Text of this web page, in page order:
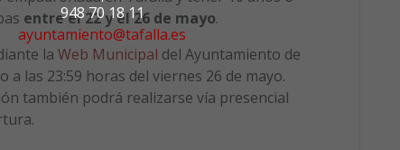
948 70 18 11
ayuntamiento@tafalla.es
entre el 22 y el 26 de mayo.
la Web Municipal del Ayuntamiento de
a las 23:59 horas del viernes 26 de mayo.
también podrá realizarse vía presencial